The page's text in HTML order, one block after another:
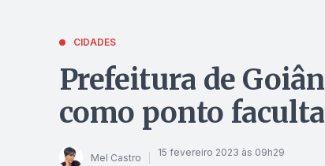
CIDADES
Prefeitura de
como ponto
Mel Castro 15 fevereiro 2023 às 09h29